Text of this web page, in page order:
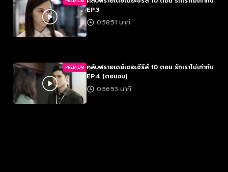
EP.3
0:58:51 นาที
PREMIUM คลับฟรายเดย์เดอะซีรีส์ 10 ตอน รักเราไม่เท่ากัน
EP.4 (ตอนจบ)
0:56:53 นาที